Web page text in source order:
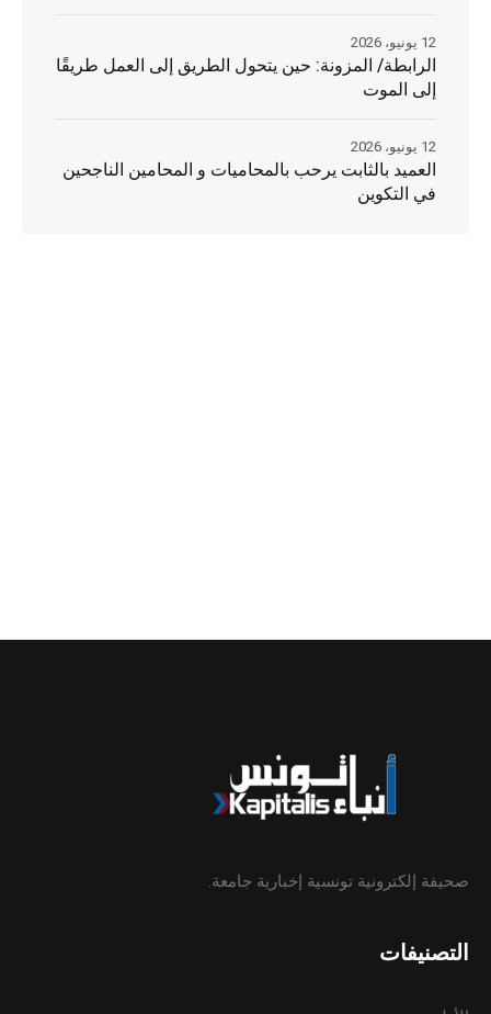
الرابطة/ المزونة: حين يتحول الطريق إلى العمل طريقًا
إلى الموت
12 يونيو، 2026
العميد بالثابت يرحب بالمحاميات و المحامين الناجحين
في التكوين
12 يونيو، 2026
صحيفة إلكترونية تونسية إخبارية جامعة.
التصنيفات